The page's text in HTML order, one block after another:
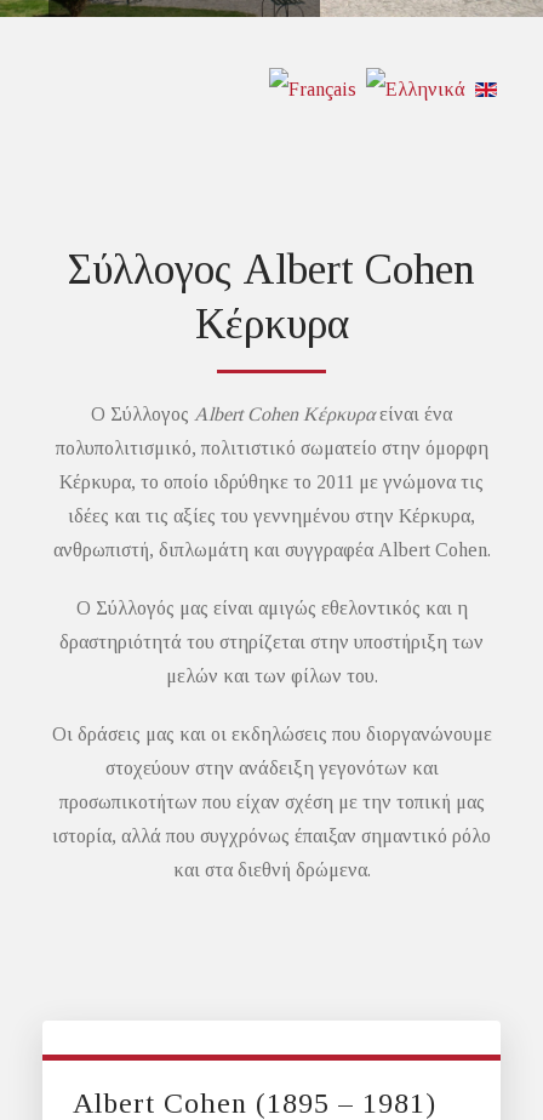
Διαβάστε περισσότερα
Σύλλογος Albert Cohen
Κέρκυρα
Ο Σύλλογος Albert Cohen Κέρκυραείναι ένα
πολυπολιτισμικό, πολιτιστικό σωματείο στην όμορφη
Κέρκυρα, το οποίο ιδρύθηκε το 2011 με γνώμονα τις
ιδέες και τις αξίες του γεννημένου στην Κέρκυρα,
ανθρωπιστή, διπλωμάτη και συγγραφέα Albert Cohen.
Ο Σύλλογός μας είναι αμιγώς εθελοντικός και η
δραστηριότητά του στηρίζεται στην υποστήριξη των
μελών και των φίλων του.
Οι δράσεις μας και οι εκδηλώσεις που διοργανώνουμε
στοχεύουν στην ανάδειξη γεγονότων και
προσωπικοτήτων που είχαν σχέση με την τοπική μας
ιστορία, αλλά που συγχρόνως έπαιξαν σημαντικό ρόλο
και στα διεθνή δρώμενα.
Albert Cohen (1895 – 1981)